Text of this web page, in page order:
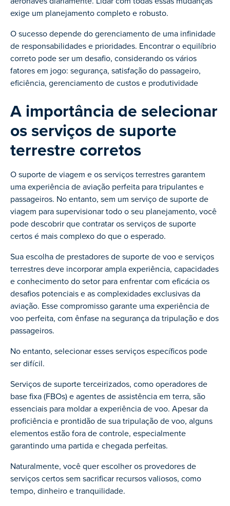
exige um planejamento completo e robusto.
O sucesso depende do gerenciamento de uma infinidade
de responsabilidades e prioridades. Encontrar o equilíbrio
correto pode ser um desafio, considerando os vários
fatores em jogo: segurança, satisfação do passageiro,
eficiência, gerenciamento de custos e produtividade
A importância de selecionar
os serviços de suporte
terrestre corretos
O suporte de viagem e os serviços terrestres garantem
uma experiência de aviação perfeita para tripulantes e
passageiros. No entanto, sem um serviço de suporte de
viagem para supervisionar todo o seu planejamento, você
pode descobrir que contratar os serviços de suporte
certos é mais complexo do que o esperado.
Sua escolha de prestadores de suporte de voo e serviços
terrestres deve incorporar ampla experiência, capacidades
e conhecimento do setor para enfrentar com eficácia os
desafios potenciais e as complexidades exclusivas da
aviação. Esse compromisso garante uma experiência de
voo perfeita, com ênfase na segurança da tripulação e dos
passageiros.
No entanto, selecionar esses serviços específicos pode
ser difícil.
Serviços de suporte terceirizados, como operadores de
base fixa (FBOs) e agentes de assistência em terra, são
essenciais para moldar a experiência de voo. Apesar da
proficiência e prontidão de sua tripulação de voo, alguns
elementos estão fora de controle, especialmente
garantindo uma partida e chegada perfeitas.
Naturalmente, você quer escolher os provedores de
serviços certos sem sacrificar recursos valiosos, como
tempo, dinheiro e tranquilidade.